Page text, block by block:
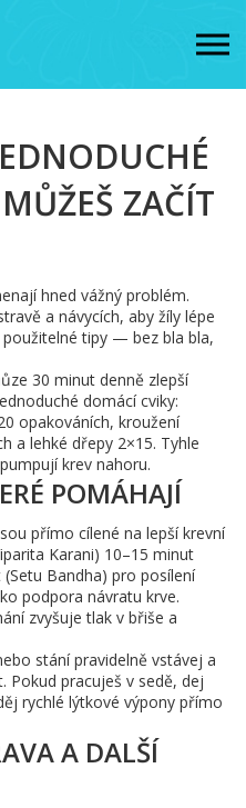
ZAČÍT
hned vážný problém.
a návycích, aby žíly lépe
tipy — bez bla bla,
30 minut denně zlepší
domácí cviky:
opakováních, kroužení
a lehké dřepy 2×15. Tyhle
krev nahoru.
POMÁHAJÍ
přímo cílené na lepší krevní
Karani) 10–15 minut
Bandha) pro posílení
podpora návratu krve.
zvyšuje tlak v břiše a
stání pravidelně vstávej a
Pokud pracuješ v sedě, dej
rychlé lýtkové výpony přímo
A DALŠÍ